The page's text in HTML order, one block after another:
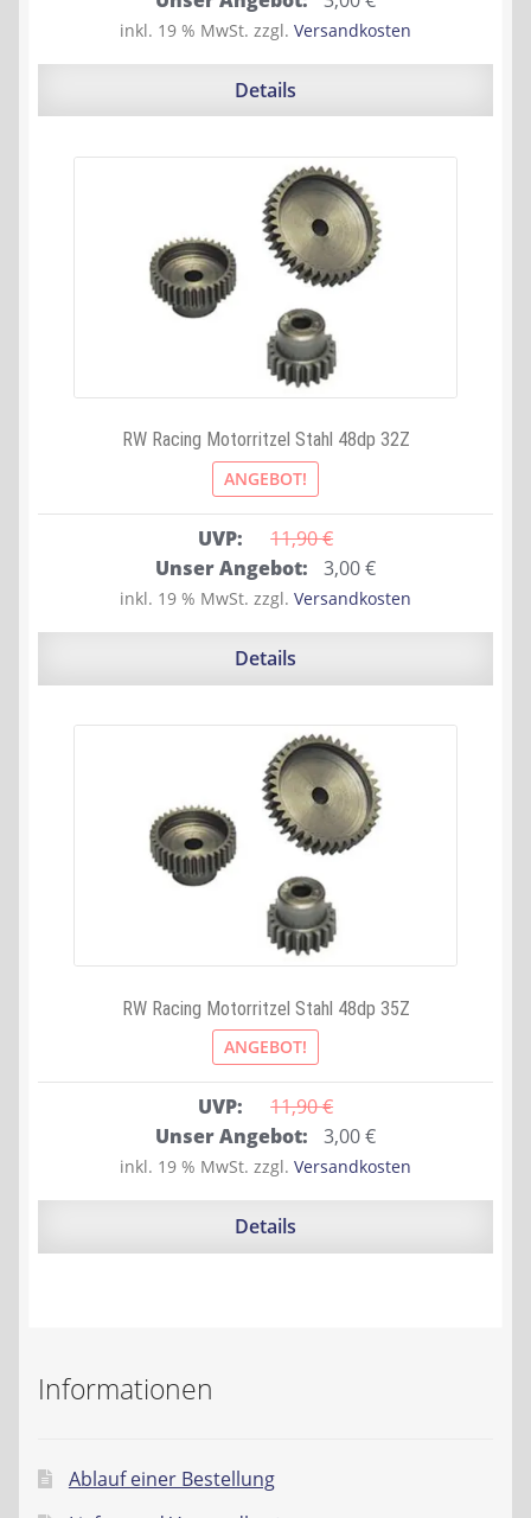
Preis
war:
Preis
ist:
inkl. 19 % MwSt. zzgl. Versandkosten
Details
RW Racing Motorritzel Stahl 48dp 32Z
ANGEBOT!
UVP: 11,90 €
Ursprünglicher
Preis
war:
Unser Angebot: 3,00€Aktueller
Preis
ist:
inkl. 19 % MwSt. zzgl. Versandkosten
Details
RW Racing Motorritzel Stahl 48dp 35Z
ANGEBOT!
UVP: 11,90 €
Ursprünglicher
Preis
war:
Unser Angebot: 3,00€Aktueller
Preis
ist:
inkl. 19 % MwSt. zzgl. Versandkosten
Details
Informationen
Ablauf einer Bestellung